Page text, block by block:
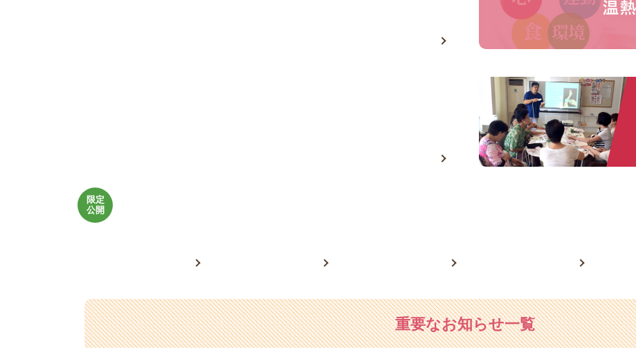
限定
公開
重要なお知らせ一覧